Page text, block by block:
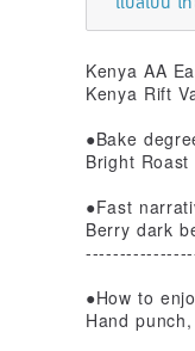
Kenya AA
Kenya Rift
●Bake
Bright Roast
●Fast
Berry dark
●How to
Hand